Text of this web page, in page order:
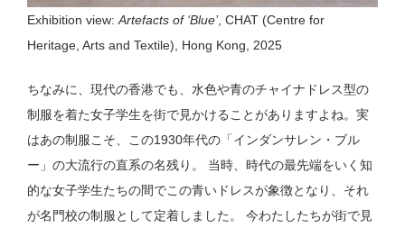
Exhibition view:Artefacts of ‘Blue’, CHAT (Centre for
Heritage, Arts and Textile), Hong Kong, 2025
ちなみに、現代の香港でも、水色や青のチャイナドレス型の
制服を着た女子学生を街で見かけることがありますよね。実
はあの制服こそ、この1930年代の「インダンサレン・ブル
ー」の大流行の直系の名残り。 当時、時代の最先端をいく知
的な女子学生たちの間でこの青いドレスが象徴となり、それ
が名門校の制服として定着しました。 今わたしたちが街で見